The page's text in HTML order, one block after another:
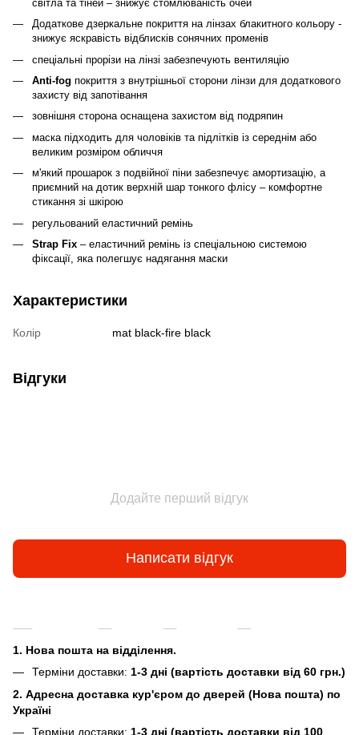
світла та тіней – знижує стомлюваність очей
Додаткове дзеркальне покриття на лінзах блакитного кольору -
знижує яскравість відблисків сонячних променів
спеціальні прорізи на лінзі забезпечують вентиляцію
Anti-fog покриття з внутрішньої сторони лінзи для додаткового
захисту від запотівання
зовнішня сторона оснащена захистом від подряпин
маска підходить для чоловіків та підлітків із середнім або
великим розміром обличчя
м'який прошарок з подвійної піни забезпечує амортизацію, а
приємний на дотик верхній шар тонкого флісу – комфортне
стикання зі шкірою
регульований еластичний ремінь
Strap Fix – еластичний ремінь із спеціальною системою
фіксації, яка полегшує надягання маски
Характеристики
Колір mat black-fire black
Відгуки
Додайте перший відгук
Написати відгук
1. Нова пошта на відділення.
Терміни доставки: 1-3 дні (вартість доставки від 60 грн.)
2. Адресна доставка кур'єром до дверей (Нова пошта) по
Україні
Терміни доставки: 1-3 дні (вартість доставки від 100